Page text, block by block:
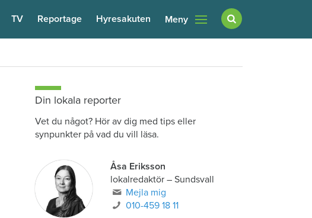
TV Reportage Hyresakuten Meny
Din lokala reporter
Vet du något? Hör av dig med tips eller
synpunkter på vad du vill läsa.
Åsa Eriksson
lokalredaktör– Sundsvall
Mejla mig
010-459 18 11